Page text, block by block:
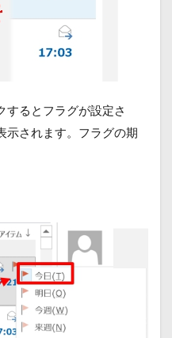
するとフラグが設定さ
示されます。フラグの期